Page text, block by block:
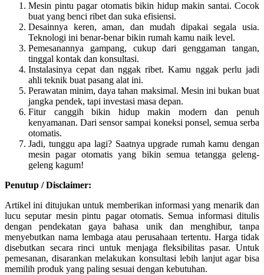
Mesin pintu pagar otomatis bikin hidup makin santai. Cocok
buat yang benci ribet dan suka efisiensi.
Desainnya keren, aman, dan mudah dipakai segala usia.
Teknologi ini benar-benar bikin rumah kamu naik level.
Pemesanannya gampang, cukup dari genggaman tangan,
tinggal kontak dan konsultasi.
Instalasinya cepat dan nggak ribet. Kamu nggak perlu jadi
ahli teknik buat pasang alat ini.
Perawatan minim, daya tahan maksimal. Mesin ini bukan buat
jangka pendek, tapi investasi masa depan.
Fitur canggih bikin hidup makin modern dan penuh
kenyamanan. Dari sensor sampai koneksi ponsel, semua serba
otomatis.
Jadi, tunggu apa lagi? Saatnya upgrade rumah kamu dengan
mesin pagar otomatis yang bikin semua tetangga geleng-
geleng kagum!
Penutup / Disclaimer:
Artikel ini ditujukan untuk memberikan informasi yang menarik dan
lucu seputar mesin pintu pagar otomatis. Semua informasi ditulis
dengan pendekatan gaya bahasa unik dan menghibur, tanpa
menyebutkan nama lembaga atau perusahaan tertentu. Harga tidak
disebutkan secara rinci untuk menjaga fleksibilitas pasar. Untuk
pemesanan, disarankan melakukan konsultasi lebih lanjut agar bisa
memilih produk yang paling sesuai dengan kebutuhan.